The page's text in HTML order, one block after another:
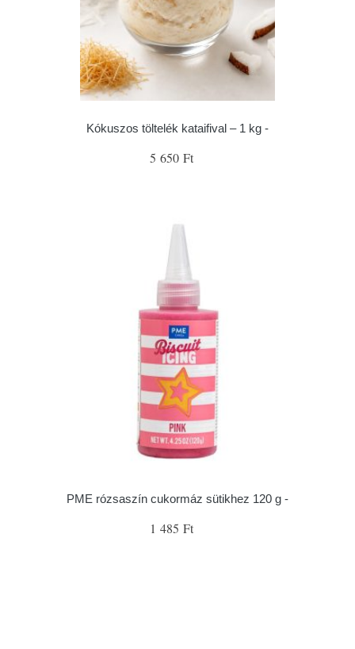
Kókuszos töltelék kataifival – 1 kg -
5 650 Ft
PME rózsaszín cukormáz sütikhez 120 g -
1 485 Ft